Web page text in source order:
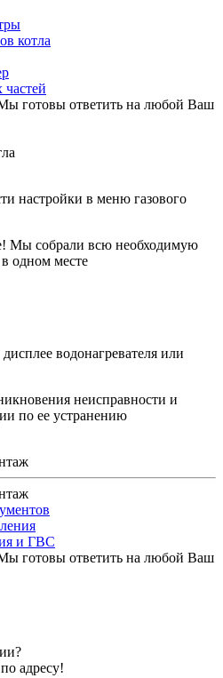
котла
готовы ответить на любой Ваш
настройки в меню газового
Мы собрали всю необходимую
одном месте
водонагревателя или
неисправности и
по ее устранению
и ГВС
готовы ответить на любой Ваш
адресу!